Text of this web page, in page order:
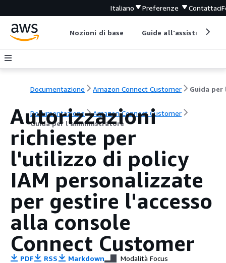
Italiano Preferenze Contattaci
Nozioni di base Guide all'assistenza
Documentazione Amazon Connect Customer
Documentazione
Amazon Connect Customer
Guida per l'amministratore
Autorizzazioni
richieste per
l'utilizzo di policy
IAM personalizzate
per gestire l'accesso
alla console
Connect Customer
PDF RSS Markdown Modalità Focus